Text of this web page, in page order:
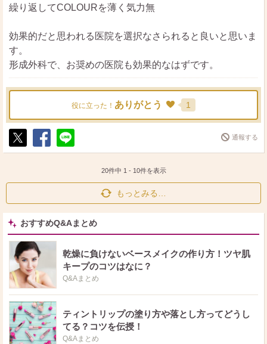
繰り返してCOLOURを薄く気力無
効果的だと思われる医院を選択なさられると良いと思いま
す。
形成外科で、お奨めの医院も効果的なはずです。
役に立った！ ありがとう 1
ポ
シ
送
通報する
20件中 1 - 10件を表示
もっとみる…
おすすめQ&Aまとめ
乾燥に負けないベースメイクの作り方！ツヤ肌
キープのコツはなに？
Q&Aまとめ
ティントリップの塗り方や落とし方ってどうし
てる？コツを伝授！
Q&Aまとめ